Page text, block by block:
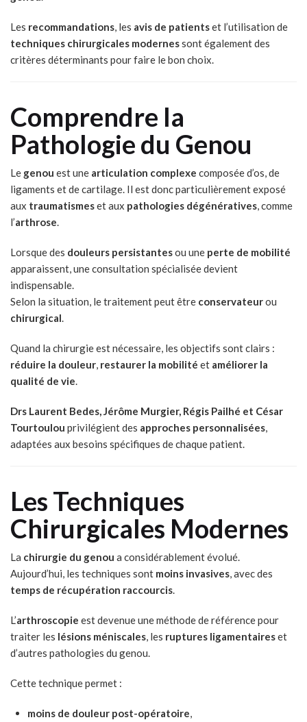
Les recommandations , les avis de patientset l’utilisation de
techniques chirurgicales modernessont également des
critères déterminants pour faire le bon choix.
Comprendre la
Pathologie du Genou
Le genou est une articulation complexe composée d’os, de
ligaments et de cartilage. Il est donc particulièrement exposé
aux traumatismeset aux pathologies dégénératives , comme
l’arthrose
Lorsque des douleurs persistantesou une perte de mobilité
apparaissent, une consultation spécialisée devient
indispensable.
Selon la situation, le traitement peut être conservateurou
chirurgical
Quand la chirurgie est nécessaire, les objectifs sont clairs :
réduire la douleur restaurer la mobilité et améliorer la
qualité de vie
Drs Laurent Bedes, Jérôme Murgier, Régis Pailhé et César
Tourtoulou privilégient des approches personnalisées
adaptées aux besoins spécifiques de chaque patient.
Les Techniques
Chirurgicales Modernes
La chirurgie du genou a considérablement évolué.
Aujourd’hui, les techniques sont moins invasives , avec des
temps de récupération raccourcis
L’arthroscopie est devenue une méthode de référence pour
traiter les lésions méniscales , les ruptures ligamentaireset
d’autres pathologies du genou.
Cette technique permet :
moins de douleur post-opératoire